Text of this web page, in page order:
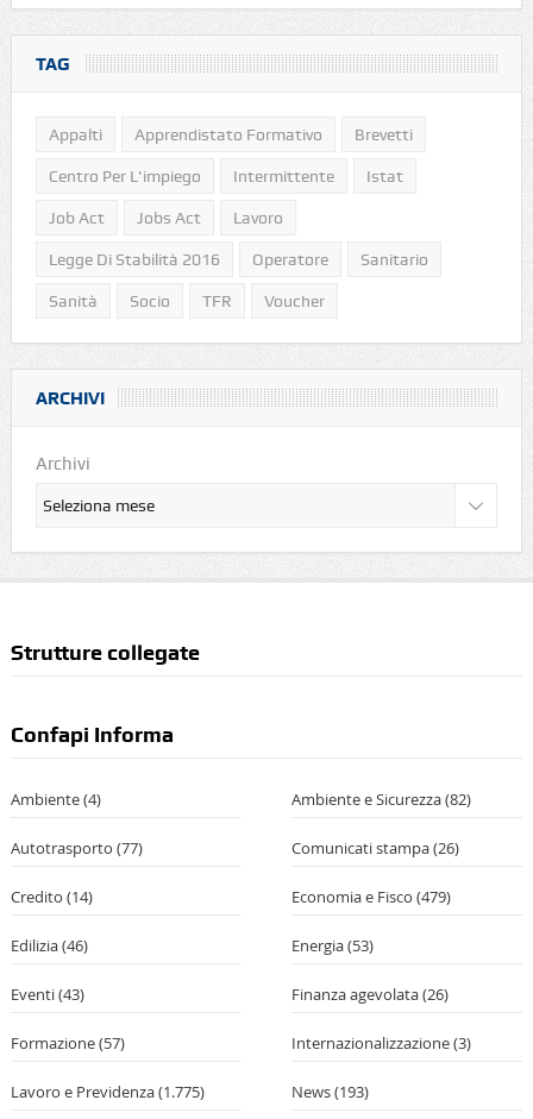
TAG
Appalti Apprendistato Formativo Brevetti
Centro Per L'impiego Intermittente Istat
Job Act Jobs Act Lavoro
Legge Di Stabilità 2016 Operatore Sanitario
Sanità Socio TFR Voucher
ARCHIVI
Archivi
Strutture collegate
Confapi Informa
Ambiente(4) Ambiente e Sicurezza(82)
Autotrasporto (77) Comunicati stampa(26)
Credito (14) Economia e Fisco (479)
Edilizia(46) Energia(53)
Eventi(43) Finanza agevolata(26)
Formazione(57) Internazionalizzazione(3)
Lavoro e Previdenza(1.775) News(193)